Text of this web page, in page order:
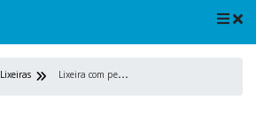
Lixeiras L
ixeira com pedal Sapopemba